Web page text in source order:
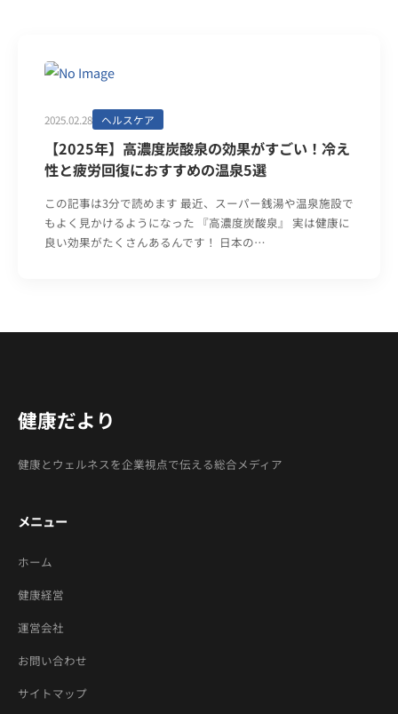
2025.02.28 ヘルスケア
【2025年】高濃度炭酸泉の効果がすごい！冷え
性と疲労回復におすすめの温泉5選
この記事は3分で読めます 最近、スーパー銭湯や温泉施設で
もよく見かけるようになった 『高濃度炭酸泉』 実は健康に
良い効果がたくさんあるんです！ 日本の…
健康だより
健康とウェルネスを企業視点で伝える総合メディア
メニュー
ホーム
健康経営
運営会社
お問い合わせ
サイトマップ